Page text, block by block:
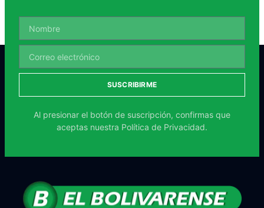
SUSCRIBIRME
Al presionar el botón de suscripción, confirmas que
aceptas nuestra Política de Privacidad.